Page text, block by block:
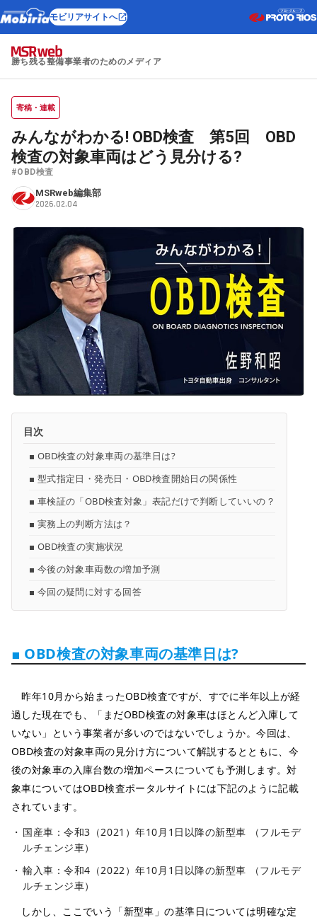
モビリアサイトへ
勝ち残る整備事業者のためのメディア
寄稿・連載
みんながわかる! OBD検査 第5回 OBD
検査の対象車両はどう見分ける?
#OBD検査
MSRweb編集部
2026.02.04
目次
■ OBD検査の対象車両の基準日は?
■ 型式指定日・発売日・OBD検査開始日の関係性
■ 車検証の「OBD検査対象」表記だけで判断していいの？
■ 実務上の判断方法は？
■ OBD検査の実施状況
■ 今後の対象車両数の増加予測
■ 今回の疑問に対する回答
■ OBD検査の対象車両の基準日は?
昨年10月から始まったOBD検査ですが、すでに半年以上が経
過した現在でも、「まだOBD検査の対象車はほとんど入庫して
いない」という事業者が多いのではないでしょうか。今回は、
OBD検査の対象車両の見分け方について解説するとともに、今
後の対象車の入庫台数の増加ペースについても予測します。対
象車についてはOBD検査ポータルサイトには下記のように記載
されています。
国産車：令和3（2021）年10月1日以降の新型車 （フルモデ
ルチェンジ車）
輸入車：令和4（2022）年10月1日以降の新型車 （フルモデ
ルチェンジ車）
しかし、ここでいう「新型車」の基準日については明確な定